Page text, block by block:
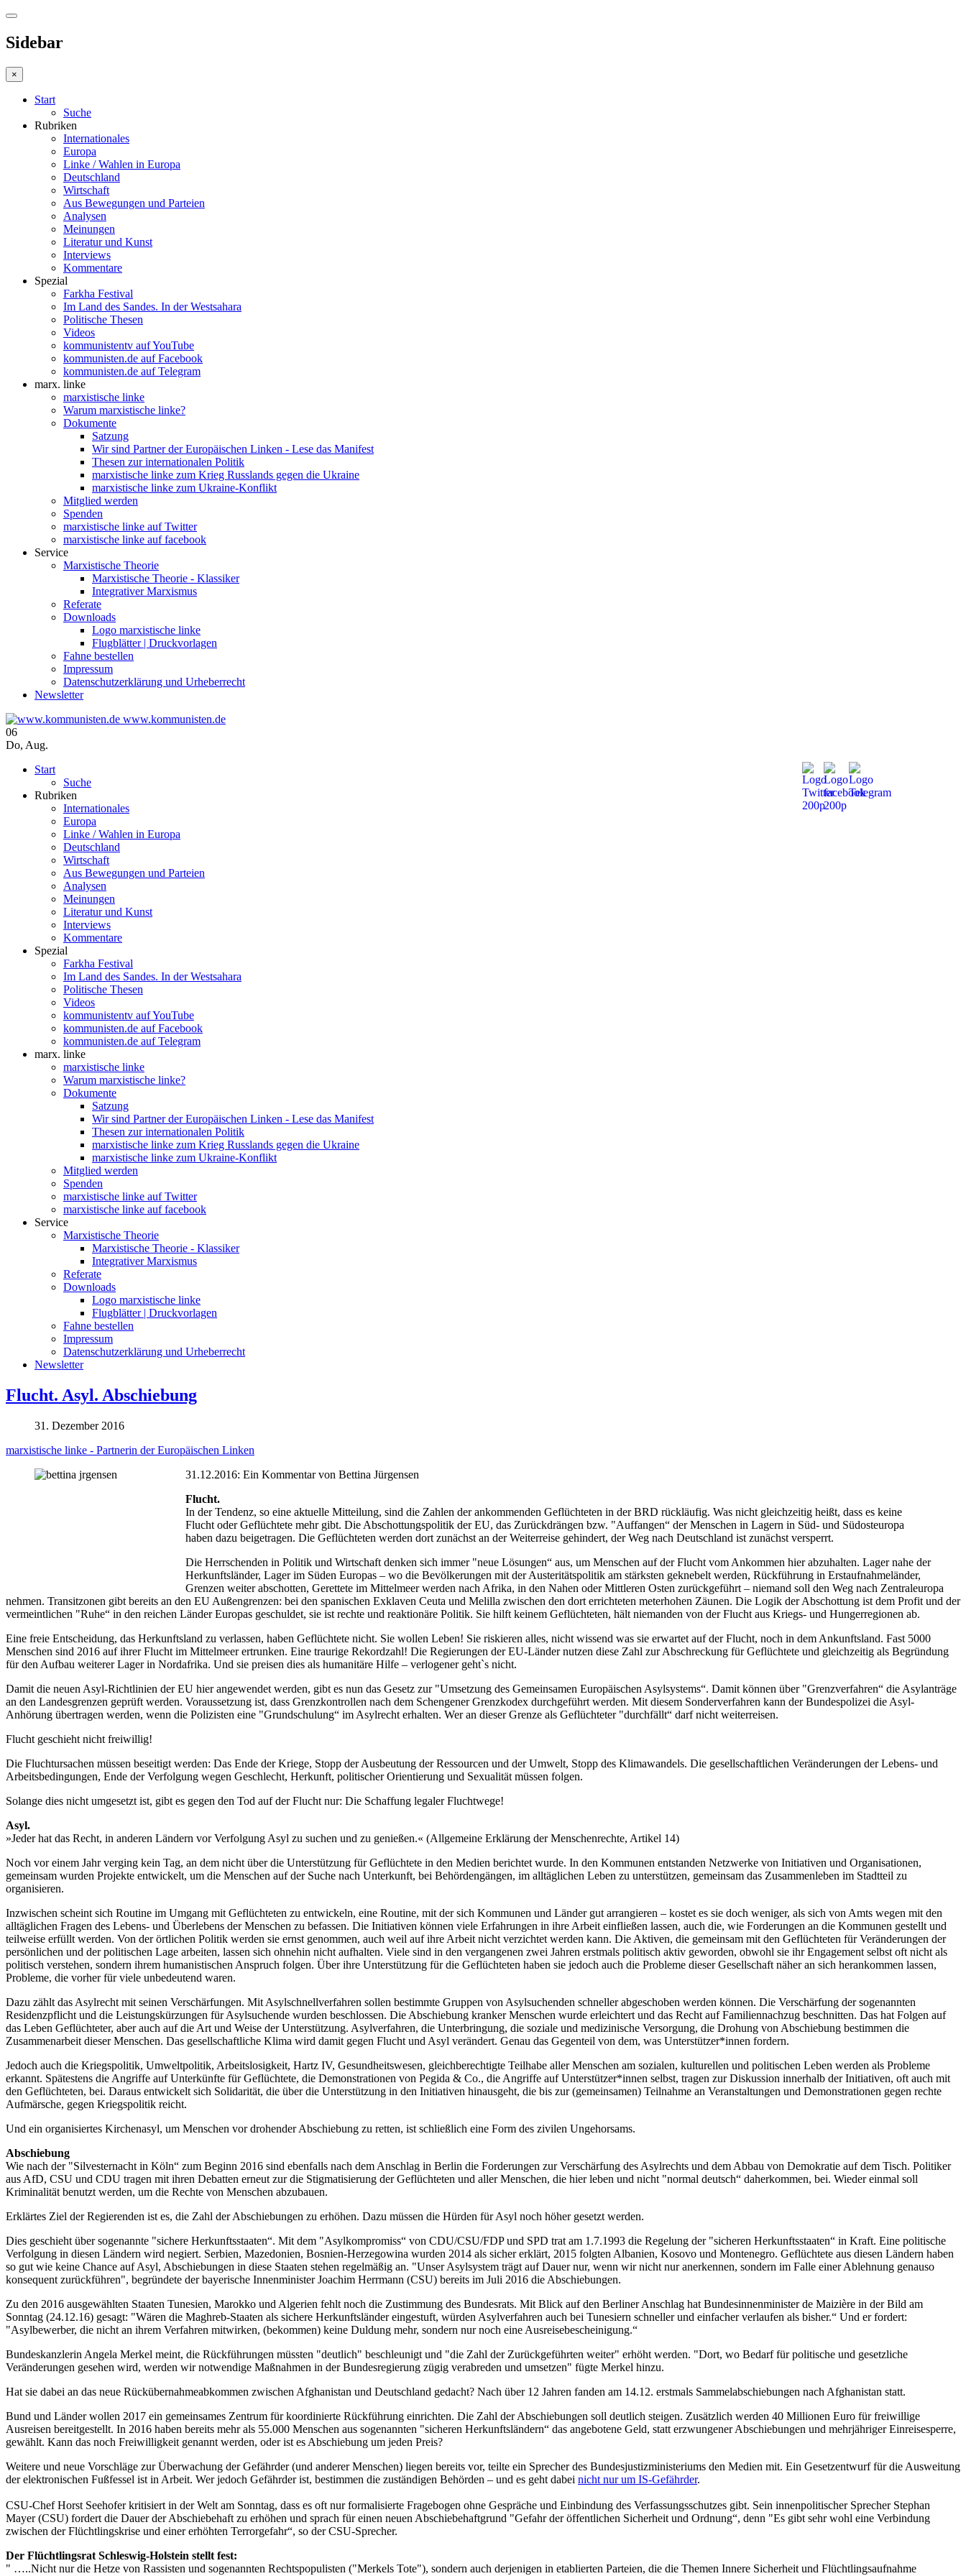
Sidebar
×
Start
Suche
Rubriken
Internationales
Europa
Linke / Wahlen in Europa
Deutschland
Wirtschaft
Aus Bewegungen und Parteien
Analysen
Meinungen
Literatur und Kunst
Interviews
Kommentare
Spezial
Farkha Festival
Im Land des Sandes. In der Westsahara
Politische Thesen
Videos
kommunistentv auf YouTube
kommunisten.de auf Facebook
kommunisten.de auf Telegram
marx. linke
marxistische linke
Warum marxistische linke?
Dokumente
Satzung
Wir sind Partner der Europäischen Linken - Lese das Manifest
Thesen zur internationalen Politik
marxistische linke zum Krieg Russlands gegen die Ukraine
marxistische linke zum Ukraine-Konflikt
Mitglied werden
Spenden
marxistische linke auf Twitter
marxistische linke auf facebook
Service
Marxistische Theorie
Marxistische Theorie - Klassiker
Integrativer Marxismus
Referate
Downloads
Logo marxistische linke
Flugblätter | Druckvorlagen
Fahne bestellen
Impressum
Datenschutzerklärung und Urheberrecht
Newsletter
www.kommunisten.de
06
Do, Aug.
Start
Suche
Rubriken
Internationales
Europa
Linke / Wahlen in Europa
Deutschland
Wirtschaft
Aus Bewegungen und Parteien
Analysen
Meinungen
Literatur und Kunst
Interviews
Kommentare
Spezial
Farkha Festival
Im Land des Sandes. In der Westsahara
Politische Thesen
Videos
kommunistentv auf YouTube
kommunisten.de auf Facebook
kommunisten.de auf Telegram
marx. linke
marxistische linke
Warum marxistische linke?
Dokumente
Satzung
Wir sind Partner der Europäischen Linken - Lese das Manifest
Thesen zur internationalen Politik
marxistische linke zum Krieg Russlands gegen die Ukraine
marxistische linke zum Ukraine-Konflikt
Mitglied werden
Spenden
marxistische linke auf Twitter
marxistische linke auf facebook
Service
Marxistische Theorie
Marxistische Theorie - Klassiker
Integrativer Marxismus
Referate
Downloads
Logo marxistische linke
Flugblätter | Druckvorlagen
Fahne bestellen
Impressum
Datenschutzerklärung und Urheberrecht
Newsletter
Flucht. Asyl. Abschiebung
31. Dezember 2016
marxistische linke - Partnerin der Europäischen Linken
31.12.2016: Ein Kommentar von Bettina Jürgensen
Flucht.
In der Tendenz, so eine aktuelle Mitteilung, sind die Zahlen der ankommenden Geflüchteten in der BRD rückläufig. Was nicht gleichzeitig heißt, dass es keine
Flucht oder Geflüchtete mehr gibt. Die Abschottungspolitik der EU, das Zurückdrängen bzw. "Auffangen“ der Menschen in Lagern in Süd- und Südosteuropa
haben dazu beigetragen. Die Geflüchteten werden dort zunächst an der Weiterreise gehindert, der Weg nach Deutschland ist zunächst versperrt.
Die Herrschenden in Politik und Wirtschaft denken sich immer "neue Lösungen“ aus, um Menschen auf der Flucht vom Ankommen hier abzuhalten. Lager nahe der
Herkunftsländer, Lager im Süden Europas – wo die Bevölkerungen mit der Austeritätspolitik am stärksten geknebelt werden, Rückführung in Erstaufnahmeländer,
Grenzen weiter abschotten, Gerettete im Mittelmeer werden nach Afrika, in den Nahen oder Mittleren Osten zurückgeführt – niemand soll den Weg nach Zentraleuropa
nehmen. Transitzonen gibt bereits an den EU Außengrenzen: bei den spanischen Exklaven Ceuta und Melilla zwischen den dort errichteten meterhohen Zäunen. Die Logik der Abschottung ist dem Profit und der
vermeintlichen "Ruhe“ in den reichen Länder Europas geschuldet, sie ist rechte und reaktionäre Politik. Sie hilft keinem Geflüchteten, hält niemanden von der Flucht aus Kriegs- und Hungerregionen ab.
Eine freie Entscheidung, das Herkunftsland zu verlassen, haben Geflüchtete nicht. Sie wollen Leben! Sie riskieren alles, nicht wissend was sie erwartet auf der Flucht, noch in dem Ankunftsland. Fast 5000
Menschen sind 2016 auf ihrer Flucht im Mittelmeer ertrunken. Eine traurige Rekordzahl! Die Regierungen der EU-Länder nutzen diese Zahl zur Abschreckung für Geflüchtete und gleichzeitig als Begründung
für den Aufbau weiterer Lager in Nordafrika. Und sie preisen dies als humanitäre Hilfe – verlogener geht`s nicht.
Damit die neuen Asyl-Richtlinien der EU hier angewendet werden, gibt es nun das Gesetz zur "Umsetzung des Gemeinsamen Europäischen Asylsystems“. Damit können über "Grenzverfahren“ die Asylanträge
an den Landesgrenzen geprüft werden. Voraussetzung ist, dass Grenzkontrollen nach dem Schengener Grenzkodex durchgeführt werden. Mit diesem Sonderverfahren kann der Bundespolizei die Asyl-
Anhörung übertragen werden, wenn die Polizisten eine "Grundschulung“ im Asylrecht erhalten. Wer an dieser Grenze als Geflüchteter "durchfällt“ darf nicht weiterreisen.
Flucht geschieht nicht freiwillig!
Die Fluchtursachen müssen beseitigt werden: Das Ende der Kriege, Stopp der Ausbeutung der Ressourcen und der Umwelt, Stopp des Klimawandels. Die gesellschaftlichen Veränderungen der Lebens- und
Arbeitsbedingungen, Ende der Verfolgung wegen Geschlecht, Herkunft, politischer Orientierung und Sexualität müssen folgen.
Solange dies nicht umgesetzt ist, gibt es gegen den Tod auf der Flucht nur: Die Schaffung legaler Fluchtwege!
Asyl.
»Jeder hat das Recht, in anderen Ländern vor Verfolgung Asyl zu suchen und zu genießen.« (Allgemeine Erklärung der Menschenrechte, Artikel 14)
Noch vor einem Jahr verging kein Tag, an dem nicht über die Unterstützung für Geflüchtete in den Medien berichtet wurde. In den Kommunen entstanden Netzwerke von Initiativen und Organisationen,
gemeinsam wurden Projekte entwickelt, um die Menschen auf der Suche nach Unterkunft, bei Behördengängen, im alltäglichen Leben zu unterstützen, gemeinsam das Zusammenleben im Stadtteil zu
organisieren.
Inzwischen scheint sich Routine im Umgang mit Geflüchteten zu entwickeln, eine Routine, mit der sich Kommunen und Länder gut arrangieren – kostet es sie doch weniger, als sich von Amts wegen mit den
alltäglichen Fragen des Lebens- und Überlebens der Menschen zu befassen. Die Initiativen können viele Erfahrungen in ihre Arbeit einfließen lassen, auch die, wie Forderungen an die Kommunen gestellt und
teilweise erfüllt werden. Von der örtlichen Politik werden sie ernst genommen, auch weil auf ihre Arbeit nicht verzichtet werden kann. Die Aktiven, die gemeinsam mit den Geflüchteten für Veränderungen der
persönlichen und der politischen Lage arbeiten, lassen sich ohnehin nicht aufhalten. Viele sind in den vergangenen zwei Jahren erstmals politisch aktiv geworden, obwohl sie ihr Engagement selbst oft nicht als
politisch verstehen, sondern ihrem humanistischen Anspruch folgen. Über ihre Unterstützung für die Geflüchteten haben sie jedoch auch die Probleme dieser Gesellschaft näher an sich herankommen lassen,
Probleme, die vorher für viele unbedeutend waren.
Dazu zählt das Asylrecht mit seinen Verschärfungen. Mit Asylschnellverfahren sollen bestimmte Gruppen von Asylsuchenden schneller abgeschoben werden können. Die Verschärfung der sogenannten
Residenzpflicht und die Leistungskürzungen für Asylsuchende wurden beschlossen. Die Abschiebung kranker Menschen wurde erleichtert und das Recht auf Familiennachzug beschnitten. Das hat Folgen auf
das Leben Geflüchteter, aber auch auf die Art und Weise der Unterstützung. Asylverfahren, die Unterbringung, die soziale und medizinische Versorgung, die Drohung von Abschiebung bestimmen die
Zusammenarbeit dieser Menschen. Das gesellschaftliche Klima wird damit gegen Flucht und Asyl verändert. Genau das Gegenteil von dem, was Unterstützer*innen fordern.
Jedoch auch die Kriegspolitik, Umweltpolitik, Arbeitslosigkeit, Hartz IV, Gesundheitswesen, gleichberechtigte Teilhabe aller Menschen am sozialen, kulturellen und politischen Leben werden als Probleme
erkannt. Spätestens die Angriffe auf Unterkünfte für Geflüchtete, die Demonstrationen von Pegida & Co., die Angriffe auf Unterstützer*innen selbst, tragen zur Diskussion innerhalb der Initiativen, oft auch mit
den Geflüchteten, bei. Daraus entwickelt sich Solidarität, die über die Unterstützung in den Initiativen hinausgeht, die bis zur (gemeinsamen) Teilnahme an Veranstaltungen und Demonstrationen gegen rechte
Aufmärsche, gegen Kriegspolitik reicht.
Und ein organisiertes Kirchenasyl, um Menschen vor drohender Abschiebung zu retten, ist schließlich eine Form des zivilen Ungehorsams.
Abschiebung
Wie nach der "Silvesternacht in Köln“ zum Beginn 2016 sind ebenfalls nach dem Anschlag in Berlin die Forderungen zur Verschärfung des Asylrechts und dem Abbau von Demokratie auf dem Tisch. Politiker
aus AfD, CSU und CDU tragen mit ihren Debatten erneut zur die Stigmatisierung der Geflüchteten und aller Menschen, die hier leben und nicht "normal deutsch“ daherkommen, bei. Wieder einmal soll
Kriminalität benutzt werden, um die Rechte von Menschen abzubauen.
Erklärtes Ziel der Regierenden ist es, die Zahl der Abschiebungen zu erhöhen. Dazu müssen die Hürden für Asyl noch höher gesetzt werden.
Dies geschieht über sogenannte "sichere Herkunftsstaaten“. Mit dem "Asylkompromiss“ von CDU/CSU/FDP und SPD trat am 1.7.1993 die Regelung der "sicheren Herkunftsstaaten“ in Kraft. Eine politische
Verfolgung in diesen Ländern wird negiert. Serbien, Mazedonien, Bosnien-Herzegowina wurden 2014 als sicher erklärt, 2015 folgten Albanien, Kosovo und Montenegro. Geflüchtete aus diesen Ländern haben
so gut wie keine Chance auf Asyl, Abschiebungen in diese Staaten stehen regelmäßig an. "Unser Asylsystem trägt auf Dauer nur, wenn wir nicht nur anerkennen, sondern im Falle einer Ablehnung genauso
konsequent zurückführen", begründete der bayerische Innenminister Joachim Herrmann (CSU) bereits im Juli 2016 die Abschiebungen.
Zu den 2016 ausgewählten Staaten Tunesien, Marokko und Algerien fehlt noch die Zustimmung des Bundesrats. Mit Blick auf den Berliner Anschlag hat Bundesinnenminister de Maizière in der Bild am
Sonntag (24.12.16) gesagt: "Wären die Maghreb-Staaten als sichere Herkunftsländer eingestuft, würden Asylverfahren auch bei Tunesiern schneller und einfacher verlaufen als bisher.“ Und er fordert:
"Asylbewerber, die nicht an ihrem Verfahren mitwirken, (bekommen) keine Duldung mehr, sondern nur noch eine Ausreisebescheinigung.“
Bundeskanzlerin Angela Merkel meint, die Rückführungen müssten "deutlich" beschleunigt und "die Zahl der Zurückgeführten weiter" erhöht werden. "Dort, wo Bedarf für politische und gesetzliche
Veränderungen gesehen wird, werden wir notwendige Maßnahmen in der Bundesregierung zügig verabreden und umsetzen" fügte Merkel hinzu.
Hat sie dabei an das neue Rückübernahmeabkommen zwischen Afghanistan und Deutschland gedacht? Nach über 12 Jahren fanden am 14.12. erstmals Sammelabschiebungen nach Afghanistan statt.
Bund und Länder wollen 2017 ein gemeinsames Zentrum für koordinierte Rückführung einrichten. Die Zahl der Abschiebungen soll deutlich steigen. Zusätzlich werden 40 Millionen Euro für freiwillige
Ausreisen bereitgestellt. In 2016 haben bereits mehr als 55.000 Menschen aus sogenannten "sicheren Herkunftsländern“ das angebotene Geld, statt erzwungener Abschiebungen und mehrjähriger Einreisesperre,
gewählt. Kann das noch Freiwilligkeit genannt werden, oder ist es Abschiebung um jeden Preis?
Weitere und neue Vorschläge zur Überwachung der Gefährder (und anderer Menschen) liegen bereits vor, teilte ein Sprecher des Bundesjustizministeriums den Medien mit. Ein Gesetzentwurf für die Ausweitung
der elektronischen Fußfessel ist in Arbeit. Wer jedoch Gefährder ist, bestimmen die zuständigen Behörden – und es geht dabei nicht nur um IS-Gefährder.
CSU-Chef Horst Seehofer kritisiert in der Welt am Sonntag, dass es oft nur formalisierte Fragebogen ohne Gespräche und Einbindung des Verfassungsschutzes gibt. Sein innenpolitischer Sprecher Stephan
Mayer (CSU) fordert die Dauer der Abschiebehaft zu erhöhen und sprach für einen neuen Abschiebehaftgrund "Gefahr der öffentlichen Sicherheit und Ordnung“, denn "Es gibt sehr wohl eine Verbindung
zwischen der Flüchtlingskrise und einer erhöhten Terrorgefahr“, so der CSU-Sprecher.
Der Flüchtlingsrat Schleswig-Holstein stellt fest:
" …..Nicht nur die Hetze von Rassisten und sogenannten Rechtspopulisten ("Merkels Tote"), sondern auch derjenigen in etablierten Parteien, die die Themen Innere Sicherheit und Flüchtlingsaufnahme